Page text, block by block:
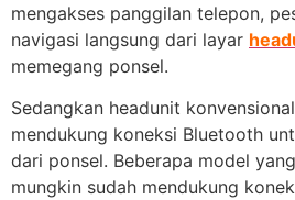
mengakses panggilan telepon,
navigasi langsung dari layar
memegang ponsel.
Sedangkan headunit
mendukung koneksi Bluetooth
dari ponsel. Beberapa model
mungkin sudah mendukung